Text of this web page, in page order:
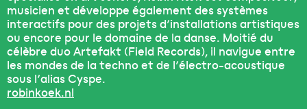
musicien et développe également des systèmes
interactifs pour des projets d’installations artistiques
ou encore pour le domaine de la danse. Moitié du
célèbre duo Artefakt (Field Records), il navigue entre
les mondes de la techno et de l’électro-acoustique
sous l’alias Cyspe.
robinkoek.nl